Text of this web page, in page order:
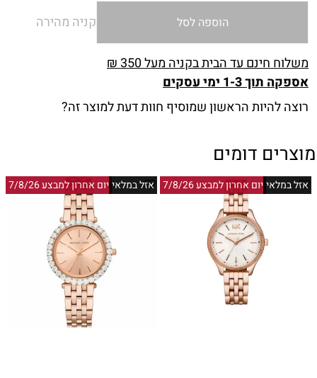
הוספה לסל קניה מהירה
משלוח חינם עד הבית בקניה מעל 350 ₪
אספקה תוך 1-3 ימי עסקים
רוצה להיות הראשון שמוסיף חוות דעת למוצר זה?
מוצרים דומים
יום אחרון למבצע 7/8/26אזל במלאי יום אחרון למבצע 7/8/26אזל במלאי